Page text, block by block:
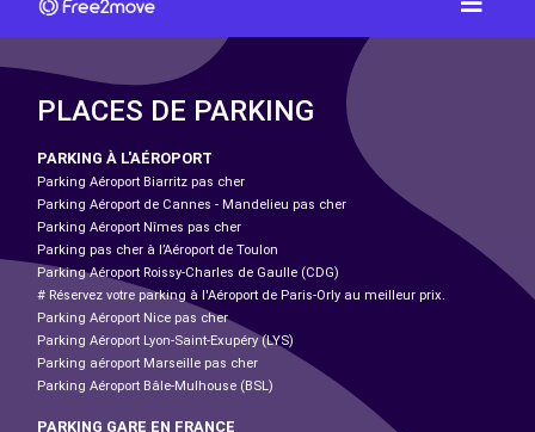
PLACES DE PARKING
PARKING À L'AÉROPORT
Parking Aéroport Biarritz pas cher
Parking Aéroport de Cannes - Mandelieu pas cher
Parking Aéroport Nîmes pas cher
Parking pas cher à l’Aéroport de Toulon
Parking Aéroport Roissy-Charles de Gaulle (CDG)
# Réservez votre parking à l'Aéroport de Paris-Orly au meilleur prix.
Parking Aéroport Nice pas cher
Parking Aéroport Lyon-Saint-Exupéry (LYS)
Parking aéroport Marseille pas cher
Parking Aéroport Bâle-Mulhouse (BSL)
PARKING GARE EN FRANCE